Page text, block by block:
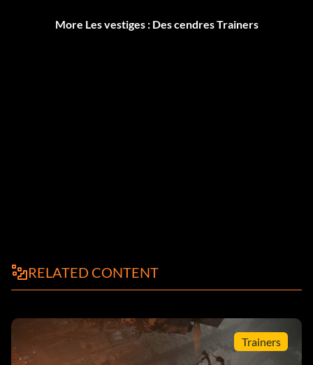
More Les vestiges : Des cendres Trainers
RELATED CONTENT
Trainers